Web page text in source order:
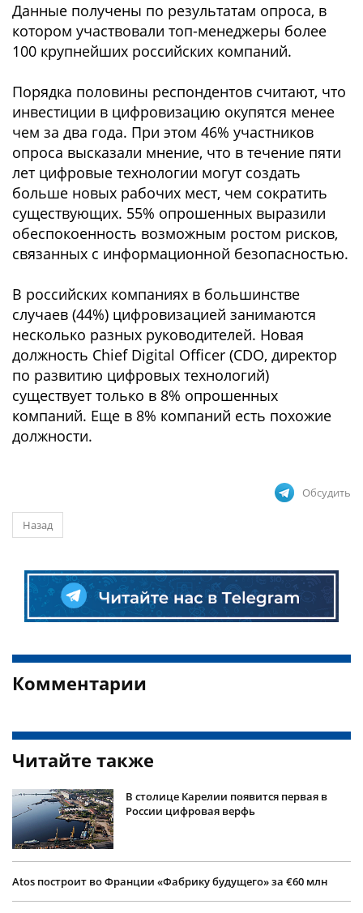
Данные получены по результатам опроса, в
котором участвовали топ-менеджеры более
100 крупнейших российских компаний.
Порядка половины респондентов считают, что
инвестиции в цифровизацию окупятся менее
чем за два года. При этом 46% участников
опроса высказали мнение, что в течение пяти
лет цифровые технологии могут создать
больше новых рабочих мест, чем сократить
существующих. 55% опрошенных выразили
обеспокоенность возможным ростом рисков,
связанных с информационной безопасностью.
В российских компаниях в большинстве
случаев (44%) цифровизацией занимаются
несколько разных руководителей. Новая
должность Chief Digital Officer (CDO, директор
по развитию цифровых технологий)
существует только в 8% опрошенных
компаний. Еще в 8% компаний есть похожие
должности.
Обсудить
Назад
Комментарии
Читайте также
В столице Карелии появится первая в
России цифровая верфь
Atos построит во Франции «Фабрику будущего» за €60 млн